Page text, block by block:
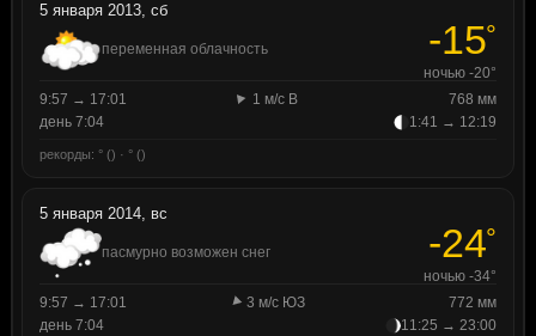
5 января 2013, сб
переменная облачность -15°
ночью -20°
9:57 → 17:01
1 м/с В
768 мм
день 7:04
1:41 → 12:19
рекорды: ° () · ° ()
5 января 2014, вс
пасмурно возможен снег -24°
ночью -34°
9:57 → 17:01
3 м/с ЮЗ
772 мм
день 7:04
11:25 → 23:00